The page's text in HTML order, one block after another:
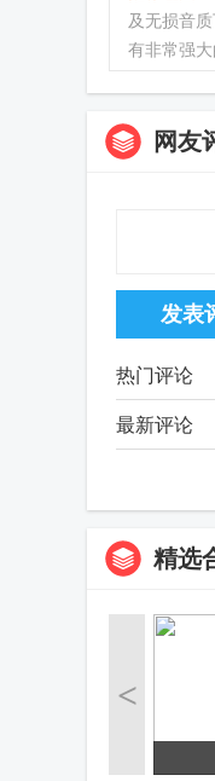
及无损音
有非常强
软件亮点1
网友
热门评论
最新评论
精选
<